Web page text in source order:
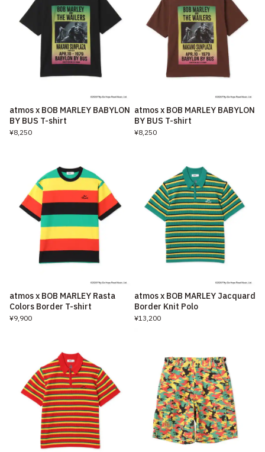
atmos x BOB MARLEY BABYLON
BY BUS T-shirt
¥8,250
atmos x BOB MARLEY BABYLON
BY BUS T-shirt
¥8,250
atmos x BOB MARLEY Rasta
Colors Border T-shirt
¥9,900
atmos x BOB MARLEY Jacquard
Border Knit Polo
¥13,200